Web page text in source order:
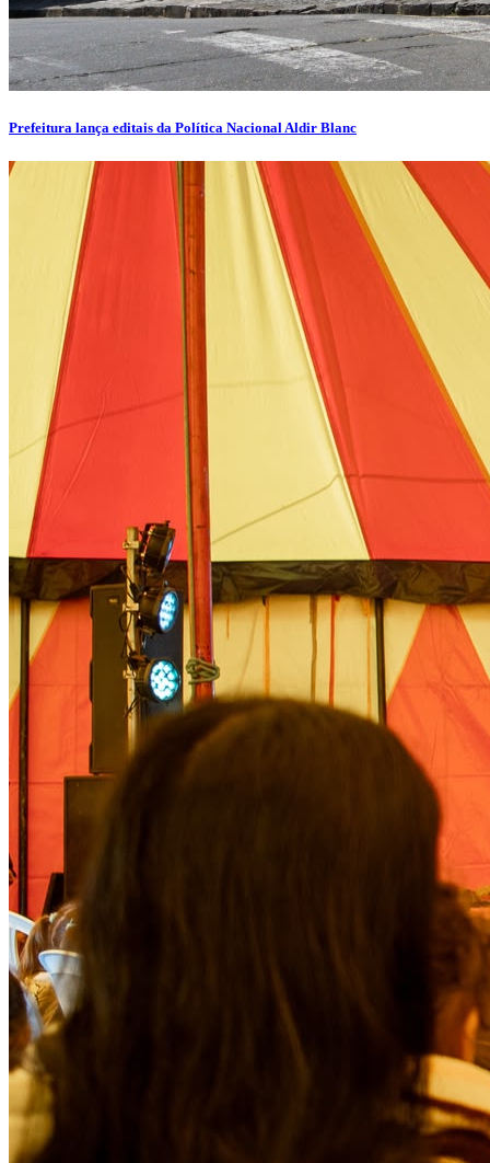
Prefeitura lança editais da Política Nacional Aldir Blanc